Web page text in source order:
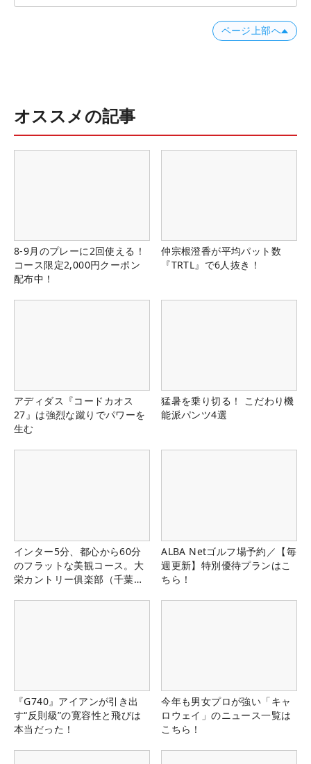
ページ上部へ
オススメの記事
8-9月のプレーに2回使える！
コース限定2,000円クーポン
配布中！
仲宗根澄香が平均パット数
『TRTL』で6人抜き！
アディダス『コードカオス
27』は強烈な蹴りでパワーを
生む
猛暑を乗り切る！ こだわり機
能派パンツ4選
インター5分、都心から60分
のフラットな美観コース。大
栄カントリー俱楽部（千葉
ALBA Netゴルフ場予約／【毎
週更新】特別優待プランはこ
ちら！
『G740』アイアンが引き出
す“反則級”の寛容性と飛びは
本当だった！
今年も男女プロが強い「キャ
ロウェイ」のニュース一覧は
こちら！